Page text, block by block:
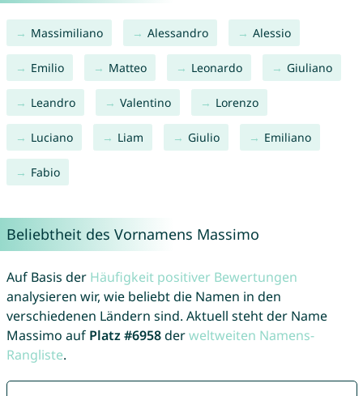
Massimiliano Alessandro Alessio
Emilio Matteo Leonardo Giuliano
Leandro Valentino Lorenzo
Luciano Liam Giulio Emiliano
Fabio
Beliebtheit des Vornamens Massimo
Auf Basis der Häufigkeit positiver Bewertungen
analysieren wir, wie beliebt die Namen in den
verschiedenen Ländern sind. Aktuell steht der Name
Massimo auf Platz #6958derweltweiten Namens-
Rangliste.